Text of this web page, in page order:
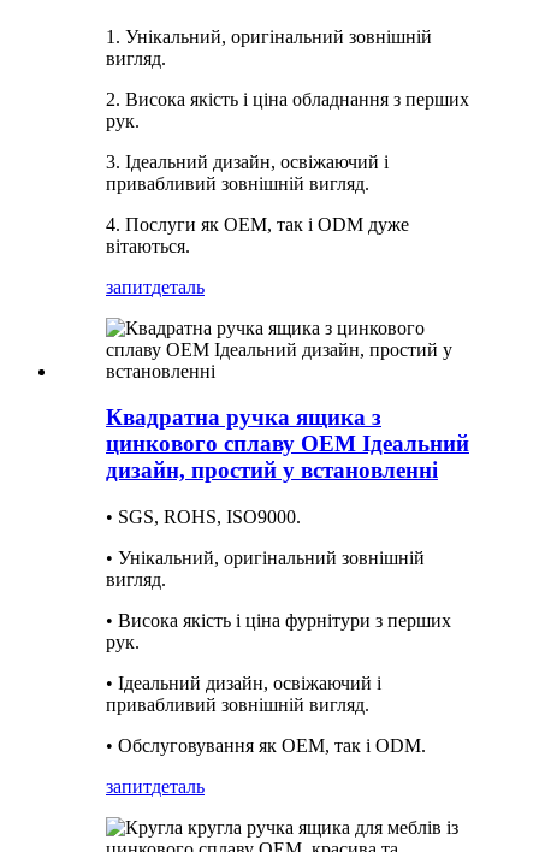
1. Унікальний, оригінальний зовнішній
вигляд.
2. Висока якість і ціна обладнання з перших
рук.
3. Ідеальний дизайн, освіжаючий і
привабливий зовнішній вигляд.
4. Послуги як OEM, так і ODM дуже
вітаються.
запитдеталь
Квадратна ручка ящика з
цинкового сплаву OEM Ідеальний
дизайн, простий у встановленні
• SGS, ROHS, ISO9000.
• Унікальний, оригінальний зовнішній
вигляд.
• Висока якість і ціна фурнітури з перших
рук.
• Ідеальний дизайн, освіжаючий і
привабливий зовнішній вигляд.
• Обслуговування як OEM, так і ODM.
запитдеталь